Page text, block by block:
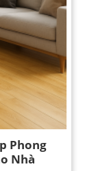
Phong
Nhà